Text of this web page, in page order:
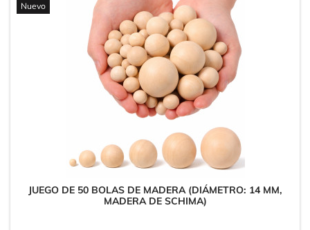
Nuevo
JUEGO DE 50 BOLAS DE MADERA (DIÁMETRO: 14 MM,
MADERA DE SCHIMA)